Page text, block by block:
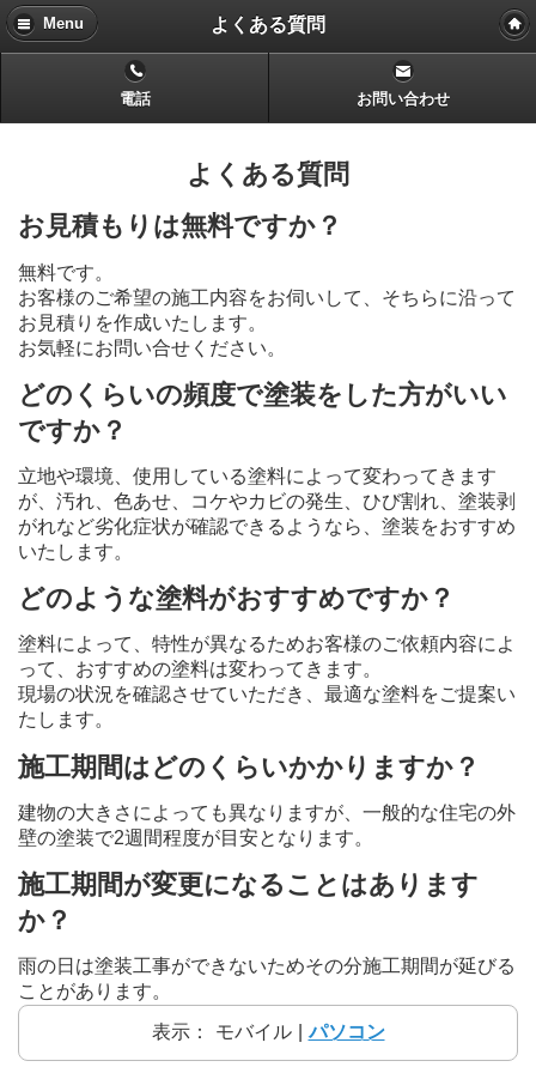
Menu よくある質問
電話 お問い合わせ
よくある質問
お見積もりは無料ですか？
無料です。
お客様のご希望の施工内容をお伺いして、そちらに沿って
お見積りを作成いたします。
お気軽にお問い合せください。
どのくらいの頻度で塗装をした方がいい
ですか？
立地や環境、使用している塗料によって変わってきます
が、汚れ、色あせ、コケやカビの発生、ひび割れ、塗装剥
がれなど劣化症状が確認できるようなら、塗装をおすすめ
いたします。
どのような塗料がおすすめですか？
塗料によって、特性が異なるためお客様のご依頼内容によ
って、おすすめの塗料は変わってきます。
現場の状況を確認させていただき、最適な塗料をご提案い
たします。
施工期間はどのくらいかかりますか？
建物の大きさによっても異なりますが、一般的な住宅の外
壁の塗装で2週間程度が目安となります。
施工期間が変更になることはあります
か？
雨の日は塗装工事ができないためその分施工期間が延びる
ことがあります。
表示：
モバイル パソコン